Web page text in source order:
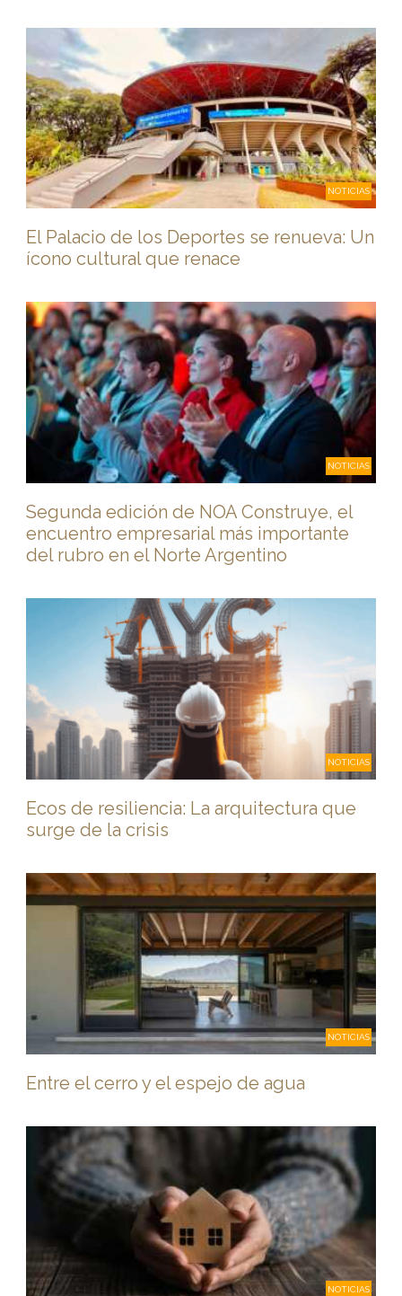
NOTICIAS
El Palacio de los Deportes se renueva: Un
ícono cultural que renace
NOTICIAS
Segunda edición de NOA Construye, el
encuentro empresarial más importante
del rubro en el Norte Argentino
NOTICIAS
Ecos de resiliencia: La arquitectura que
surge de la crisis
NOTICIAS
Entre el cerro y el espejo de agua
NOTICIAS